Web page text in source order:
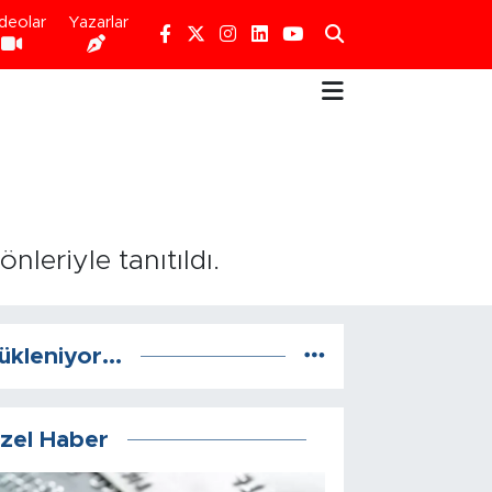
Yazarlar
tanıtıldı.
Haber